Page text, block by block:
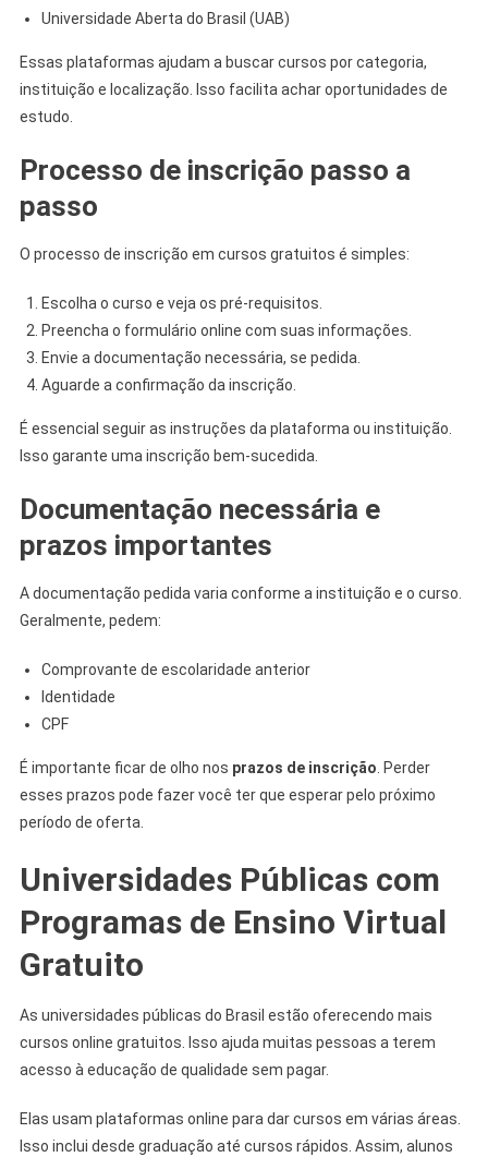
Universidade Aberta do Brasil (UAB)
Essas plataformas ajudam a buscar cursos por categoria,
instituição e localização. Isso facilita achar oportunidades de
estudo.
Processo de inscrição passo a
passo
O processo de inscrição em cursos gratuitos é simples:
Escolha o curso e veja os pré-requisitos.
Preencha o formulário online com suas informações.
Envie a documentação necessária, se pedida.
Aguarde a confirmação da inscrição.
É essencial seguir as instruções da plataforma ou instituição.
Isso garante uma inscrição bem-sucedida.
Documentação necessária e
prazos importantes
A documentação pedida varia conforme a instituição e o curso.
Geralmente, pedem:
Comprovante de escolaridade anterior
Identidade
CPF
É importante ficar de olho nos prazos de inscrição. Perder
esses prazos pode fazer você ter que esperar pelo próximo
período de oferta.
Universidades Públicas com
Programas de Ensino Virtual
Gratuito
As universidades públicas do Brasil estão oferecendo mais
cursos online gratuitos. Isso ajuda muitas pessoas a terem
acesso à educação de qualidade sem pagar.
Elas usam plataformas online para dar cursos em várias áreas.
Isso inclui desde graduação até cursos rápidos. Assim, alunos